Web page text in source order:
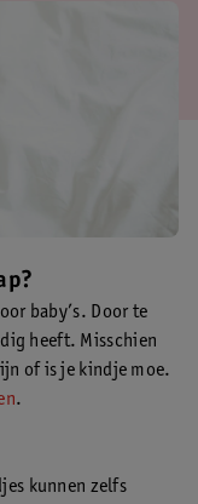
baby’s. Door te
heeft. Misschien
of is je kindje moe.
.
kunnen zelfs